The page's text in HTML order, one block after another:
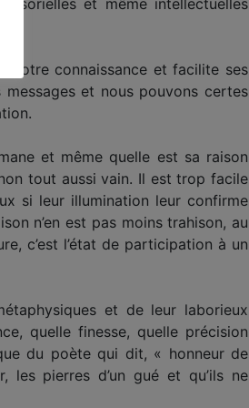
notre connaissance et facilite ses
et nous pouvons certes
et même quelle est sa raison
tout aussi vain. Il est trop facile
si leur illumination leur confirme
n’en est pas moins trahison, au
c’est l’état de participation à un
et de leur laborieux
quelle finesse, quelle précision
du poète qui dit, « honneur de
les pierres d’un gué et qu’ils ne